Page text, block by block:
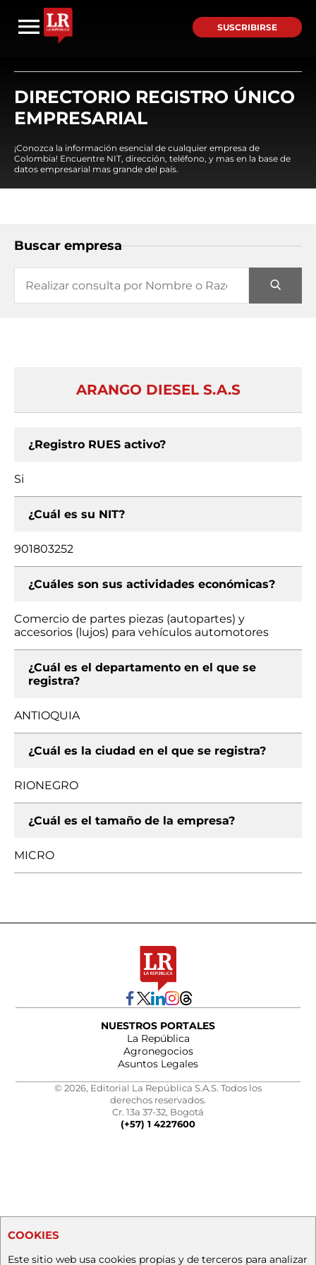
SUSCRIBIRSE
DIRECTORIO REGISTRO ÚNICO
EMPRESARIAL
¡Conozca la información esencial de cualquier empresa de
Colombia! Encuentre NIT, dirección, teléfono, y mas en la base de
datos empresarial mas grande del país.
Buscar empresa
ARANGO DIESEL S.A.S
¿Registro RUES activo?
Si
¿Cuál es su NIT?
901803252
¿Cuáles son sus actividades económicas?
Comercio de partes piezas (autopartes) y
accesorios (lujos) para vehículos automotores
¿Cuál es el departamento en el que se
registra?
ANTIOQUIA
¿Cuál es la ciudad en el que se registra?
RIONEGRO
¿Cuál es el tamaño de la empresa?
MICRO
NUESTROS PORTALES
La República
Agronegocios
Asuntos Legales
© 2026, Editorial La República S.A.S. Todos los
derechos reservados.
Cr. 13a 37-32, Bogotá
(+57) 1 4227600
COOKIES
Este sitio web usa cookies propias y de terceros para analizar